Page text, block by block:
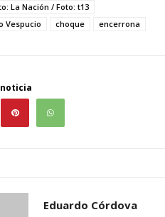
La Nación / Foto: t13
Vespucio choque encerrona
Eduardo Córdova